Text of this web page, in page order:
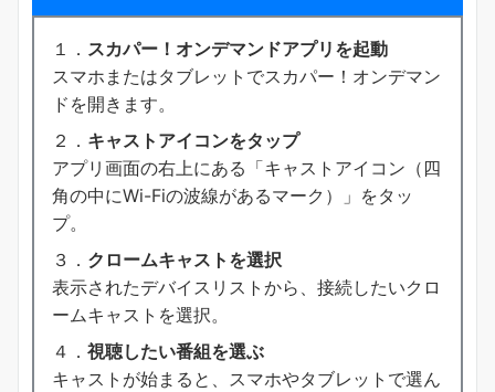
１． スカパー！オンデマンドアプリを起動
スマホまたはタブレットでスカパー！オンデマン
ドを開きます。
２． キャストアイコンをタップ
アプリ画面の右上にある「キャストアイコン（四
角の中にWi-Fiの波線があるマーク）」をタッ
プ。
３． クロームキャストを選択
表示されたデバイスリストから、接続したいクロ
ームキャストを選択。
４． 視聴したい番組を選ぶ
キャストが始まると、スマホやタブレットで選ん